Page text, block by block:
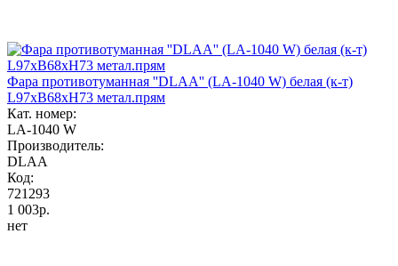
Фара противотуманная ''DLAA'' (LA-1040 W) белая (к-т)
L97хB68хH73 метал.прям
Кат. номер:
LA-1040 W
Производитель:
DLAA
Код:
721293
1 003р.
нет